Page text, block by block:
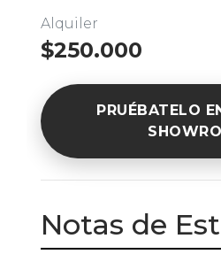
Alquiler
$250.000
PRUÉBATELO
Notas de